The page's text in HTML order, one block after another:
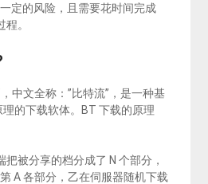
定的风险，且需要花时间完成
。
中文全称：”比特流”，是一种基
的下载软体。BT 下载的原理
被分享的档分成了 N 个部分，
A 各部分，乙在伺服器随机下载